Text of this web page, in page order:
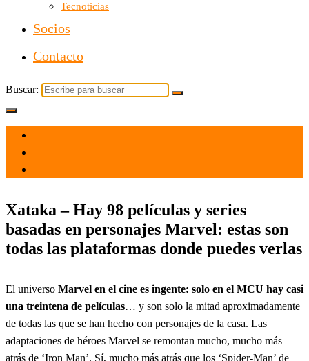
Tecnoticias
Socios
Contacto
Buscar:
Xataka – Hay 98 películas y series
basadas en personajes Marvel: estas son
todas las plataformas donde puedes verlas
El universo Marvel en el cine es ingente: solo en el MCU hay casi
una treintena de películas… y son solo la mitad aproximadamente
de todas las que se han hecho con personajes de la casa. Las
adaptaciones de héroes Marvel se remontan mucho, mucho más
atrás de ‘Iron Man’. Sí, mucho más atrás que los ‘Spider-Man’ de